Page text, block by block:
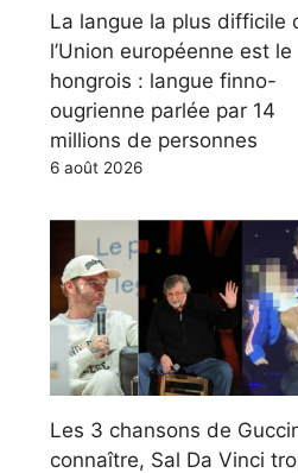
La langue la plus difficile
l’Union européenne est le
hongrois : langue finno-
ougrienne parlée par 14
millions de personnes
6 août 2026
Les 3 chansons de
connaître, Sal Da Vinci